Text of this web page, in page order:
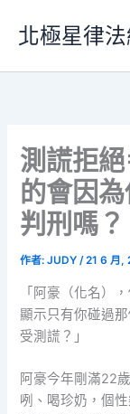
要
北極星律
測謊拒
的會因
判刑嗎？
作者:JUDY/21 6 月,
「阿豪（化名）
顯示只有你碰過
受測謊？」
阿豪今年剛滿22
咧、喝珍奶，個